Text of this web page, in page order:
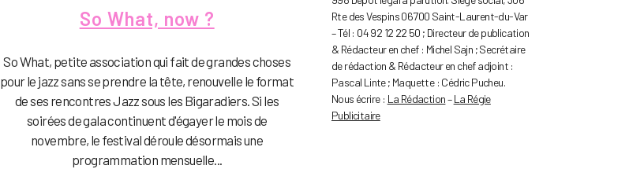
So What, now ?
So What, petite association qui fait de grandes choses
pour le jazz sans se prendre la tête, renouvelle le format
de ses rencontres Jazz sous les Bigaradiers. Si les
soirées de gala continuent d'égayer le mois de
novembre, le festival déroule désormais une
programmation mensuelle...
Rte des Vespins 06700 Saint-Laurent-du-Var
– Tél : 04 92 12 22 50 ; Directeur de publication
& Rédacteur en chef : Michel Sajn ; Secrétaire
de rédaction & Rédacteur en chef adjoint :
Pascal Linte ; Maquette : Cédric Pucheu.
Nous écrire : La Rédaction–La Régie
Publicitaire